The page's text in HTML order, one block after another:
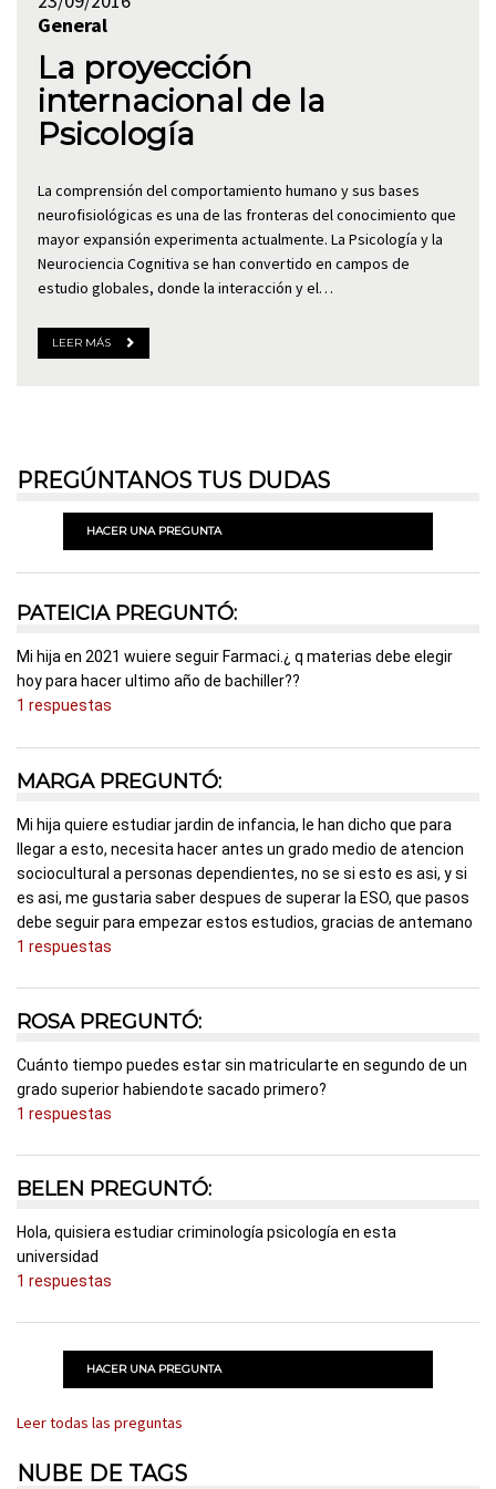
General
La proyección
internacional de la
Psicología
La comprensión del comportamiento humano y sus bases
neurofisiológicas es una de las fronteras del conocimiento que
mayor expansión experimenta actualmente. La Psicología y la
Neurociencia Cognitiva se han convertido en campos de
estudio globales, donde la interacción y el…
LEER MÁS
PREGÚNTANOS TUS DUDAS
HACER UNA PREGUNTA
PATEICIA PREGUNTÓ:
Mi hija en 2021 wuiere seguir Farmaci.¿ q materias debe elegir
hoy para hacer ultimo año de bachiller??
1 respuestas
MARGA PREGUNTÓ:
Mi hija quiere estudiar jardin de infancia, le han dicho que para
llegar a esto, necesita hacer antes un grado medio de atencion
sociocultural a personas dependientes, no se si esto es asi, y si
es asi, me gustaria saber despues de superar la ESO, que pasos
debe seguir para empezar estos estudios, gracias de antemano
1 respuestas
ROSA PREGUNTÓ:
Cuánto tiempo puedes estar sin matricularte en segundo de un
grado superior habiendote sacado primero?
1 respuestas
BELEN PREGUNTÓ:
Hola, quisiera estudiar criminología psicología en esta
universidad
1 respuestas
HACER UNA PREGUNTA
Leer todas las preguntas
NUBE DE TAGS